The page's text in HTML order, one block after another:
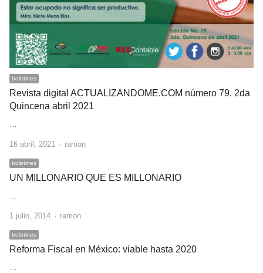
boletines
Revista digital ACTUALIZANDOME.COM número 79. 2da
Quincena abril 2021
16 abril, 2021 Author
ramon
boletines
UN MILLONARIO QUE ES MILLONARIO
1 julio, 2014 Author
ramon
boletines
Reforma Fiscal en México: viable hasta 2020